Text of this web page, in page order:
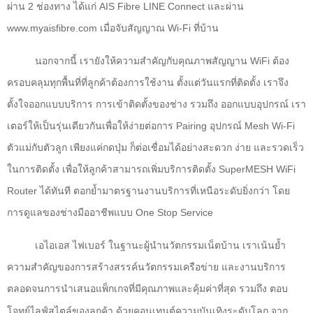
ผ่าน 2 ช่องทาง ได้แก่ AIS Fibre LINE Connect และผ่าน
www.myaisfibre.com เมื่อจับสัญญาณ Wi-Fi ที่บ้าน
นอกจากนี้ เรายังให้ความสำคัญกับคุณภาพสัญญาน WiFi ต้อง
ครอบคลุมทุกพื้นที่ที่ลูกค้าต้องการใช้งาน ตั้งแต่วันแรกที่ติดตั้ง เราจึง
ตั้งใจออกแบบบริการ การเข้าติดตั้งของช่าง รวมถึง ออกแบบอุปกรณ์ เรา
เตอร์ให้เป็นรุ่นเดียวกันเพื่อให้ง่ายต่อการ Pairing อุปกรณ์ Mesh Wi-Fi
ตัวแม่กับตัวลูก เพียงแค่กดปุ่ม ก็ต่อเชื่อมได้อย่างสะดวก ง่าย และรวดเร็ว
ในการติดตั้ง เพื่อให้ลูกค้าสามารถเพิ่มบริการติดตั้ง SuperMESH WiFi
Routerได้ทันที ตอกย้ำมาตรฐานงานบริการที่เหนือระดับยิ่งกว่า โดย
การดูแลของช่างมืออาชีพแบบ One Stop Service
เอไอเอส ไฟเบอร์ ในฐานะผู้นำนวัตกรรมเน็ตบ้าน เราเน้นย้ำ
ความสำคัญของการสร้างสรรค์นวัตกรรมเครือข่าย และงานบริการ
ตลอดจนการนำเสนอแพ็กเกจที่มีคุณภาพและคุ้มค่าที่สุด รวมถึง ตอบ
โจทย์ไลฟ์สไตล์ของลูกค้า ด้วยคอนเทนต์ความบันเทิงระดับโลก จาก